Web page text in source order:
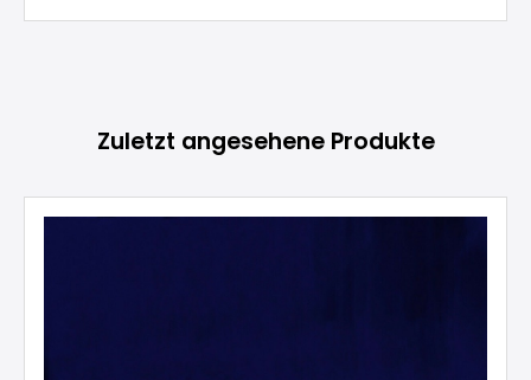
Zuletzt angesehene Produkte